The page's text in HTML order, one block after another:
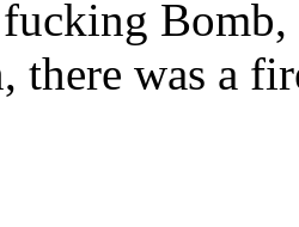
Bomb,
there was a